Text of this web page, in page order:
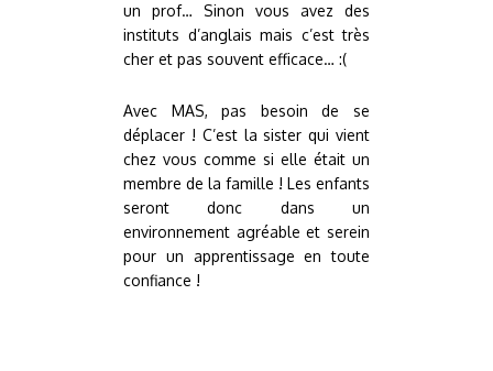
un prof… Sinon vous avez des
instituts d’anglais mais c’est très
cher et pas souvent efficace… :(
Avec MAS, pas besoin de se
déplacer ! C’est la sister qui vient
chez vous comme si elle était un
membre de la famille ! Les enfants
seront donc dans un
environnement agréable et serein
pour un apprentissage en toute
confiance !